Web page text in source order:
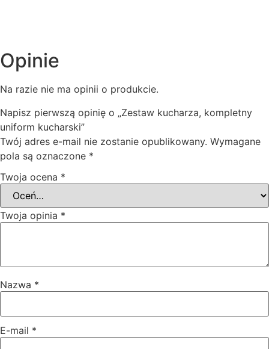
Opinie
Na razie nie ma opinii o produkcie.
Napisz pierwszą opinię o „Zestaw kucharza, kompletny
uniform kucharski”
Twój adres e-mail nie zostanie opublikowany. Wymagane
pola są oznaczone *
Twoja ocena *
Twoja opinia *
Nazwa *
E-mail *